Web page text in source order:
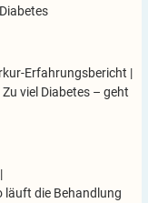
Erfahrungsbericht |
Zu viel Diabetes – geht
|
läuft die Behandlung